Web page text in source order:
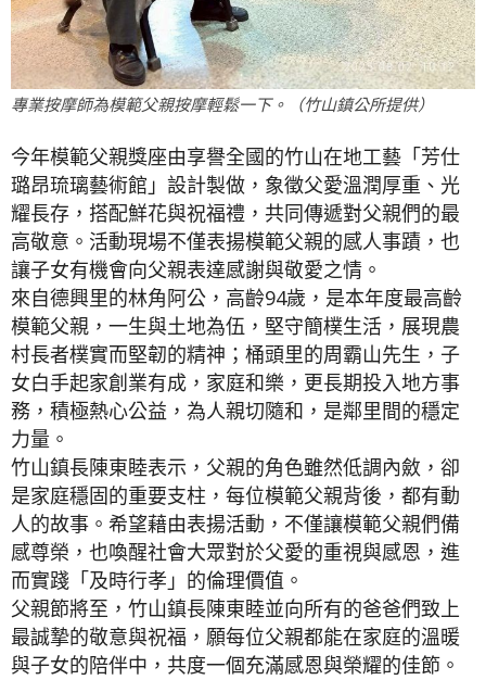
專業按摩師為模範父親按摩輕鬆一下。（竹山鎮公所提供）
今年模範父親獎座由享譽全國的竹山在地工藝「芳仕
璐昂琉璃藝術館」設計製做，象徵父愛溫潤厚重、光
耀長存，搭配鮮花與祝福禮，共同傳遞對父親們的最
高敬意。活動現場不僅表揚模範父親的感人事蹟，也
讓子女有機會向父親表達感謝與敬愛之情。
來自德興里的林角阿公，高齡94歲，是本年度最高齡
模範父親，一生與土地為伍，堅守簡樸生活，展現農
村長者樸實而堅韌的精神；桶頭里的周霸山先生，子
女白手起家創業有成，家庭和樂，更長期投入地方事
務，積極熱心公益，為人親切隨和，是鄰里間的穩定
力量。
竹山鎮長陳東睦表示，父親的角色雖然低調內斂，卻
是家庭穩固的重要支柱，每位模範父親背後，都有動
人的故事。希望藉由表揚活動，不僅讓模範父親們備
感尊榮，也喚醒社會大眾對於父愛的重視與感恩，進
而實踐「及時行孝」的倫理價值。
父親節將至，竹山鎮長陳東睦並向所有的爸爸們致上
最誠摯的敬意與祝福，願每位父親都能在家庭的溫暖
與子女的陪伴中，共度一個充滿感恩與榮耀的佳節。